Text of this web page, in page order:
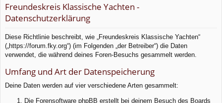
ug
rif
f
r
Freundeskreis Klassische Yachten -
Datenschutzerklärung
Diese Richtlinie beschreibt, wie „Freundeskreis Klassische Yachten“
(„https://forum.fky.org“) (im Folgenden „der Betreiber“) die Daten
verwendet, die während deines Foren-Besuchs gesammelt werden.
Umfang und Art der Datenspeicherung
Deine Daten werden auf vier verschiedene Arten gesammelt:
Die Forensoftware phpBB erstellt bei deinem Besuch des Boards